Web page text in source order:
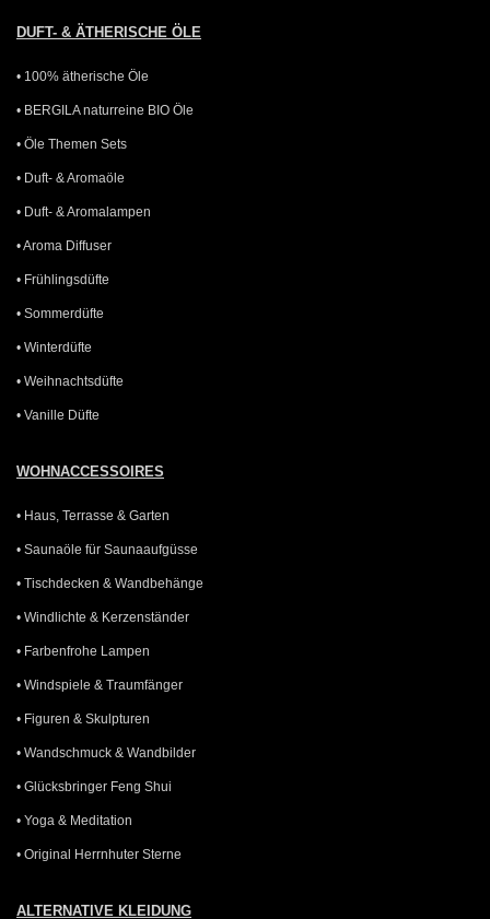
DUFT- & ÄTHERISCHE ÖLE
• 100% ätherische Öle
• BERGILA naturreine BIO Öle
• Öle Themen Sets
• Duft- & Aromaöle
• Duft- & Aromalampen
• Aroma Diffuser
• Frühlingsdüfte
• Sommerdüfte
• Winterdüfte
• Weihnachtsdüfte
• Vanille Düfte
WOHNACCESSOIRES
• Haus, Terrasse & Garten
• Saunaöle für Saunaaufgüsse
• Tischdecken & Wandbehänge
• Windlichte & Kerzenständer
• Farbenfrohe Lampen
• Windspiele & Traumfänger
• Figuren & Skulpturen
• Wandschmuck & Wandbilder
• Glücksbringer Feng Shui
• Yoga & Meditation
• Original Herrnhuter Sterne
ALTERNATIVE KLEIDUNG